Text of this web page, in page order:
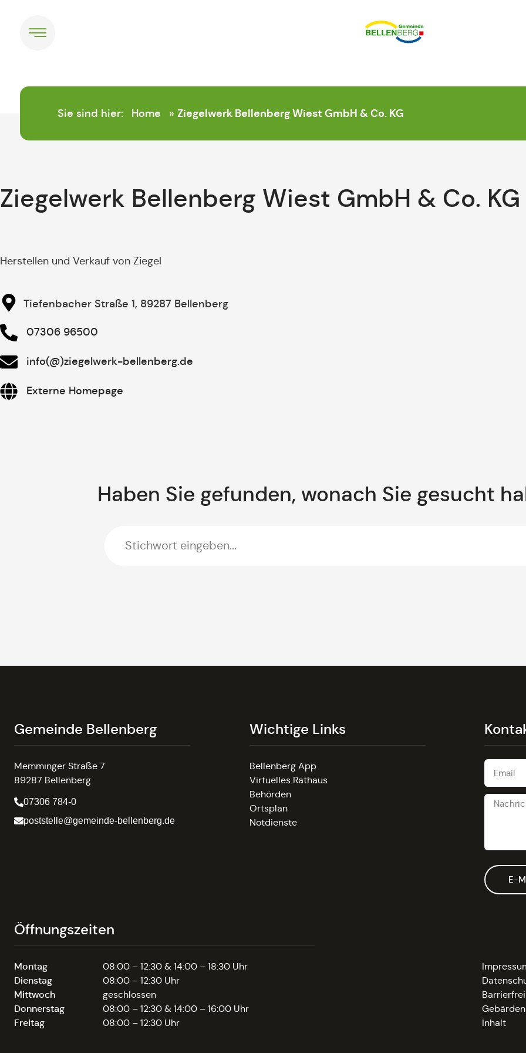
Sie sind hier: Home » Ziegelwerk Bellenberg Wiest GmbH & Co. KG
Ziegelwerk Bellenberg Wiest GmbH & Co. KG
Herstellen und Verkauf von Ziegel
Tiefenbacher Straße 1, 89287 Bellenberg
07306 96500
info(@)ziegelwerk-bellenberg.de
Externe Homepage
Haben Sie gefunden, wonach Sie gesucht
Gemeinde Bellenberg
Memminger Straße 7
89287 Bellenberg
07306 784-0
poststelle@gemeinde-bellenberg.de
Wichtige Links
Bellenberg App
Virtuelles Rathaus
Behörden
Ortsplan
Notdienste
E-
Öffnungszeiten
Montag 08:00 – 12:30 & 14:00 – 18:30 Uhr
Dienstag 08:00 – 12:30 Uhr
Mittwoch geschlossen
Donnerstag 08:00 – 12:30 & 14:00 – 16:00 Uhr
Freitag 08:00 – 12:30 Uhr
Inhalt